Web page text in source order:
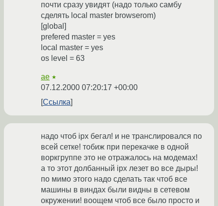
почти сразу увидят (надо только самбу
сделять local master browserom)
[global]
prefered master = yes
local master = yes
os level = 63
ae ★
07.12.2000 07:20:17 +00:00
Ссылка
надо чтоб ipx бегал! и не транслировался по
всей сетке! тобиж при перекачке в одной
воркгруппе это не отражалось на модемах!
а то этот долбанный ipx лезет во все дыры!
по мимо этого надо сделать так чтоб все
машины в виндах были видны в сетевом
окружении! воощем чтоб все было просто и